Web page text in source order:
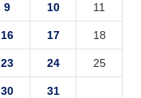
9 10 11
16 17 18
23 24 25
30
31